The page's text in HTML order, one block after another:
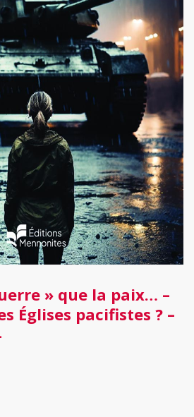
» que la paix… –
Églises pacifistes ? –